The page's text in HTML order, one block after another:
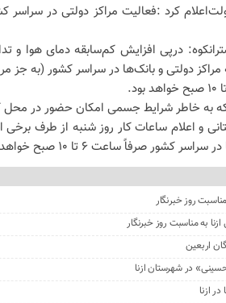
درپی افزایش کم‌سابقه دمای هوا و
دولتی و بانک‌ها در سراسر کشور (به جز
که به خاطر شرایط جسمی امکان حضور در محل
و اعلام ساعات کار روز شنبه از طرف
صرفاً ساعت ۶ تا ۱۰ صبح خواهد بود.
روز خبرنگار
به مناسبت روز خبرنگار
اربعین
در شهرستان ازنا
ازنا